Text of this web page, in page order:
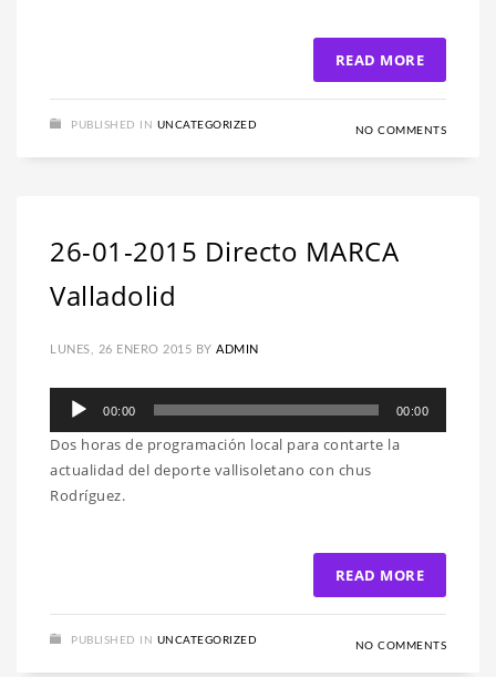
READ MORE
PUBLISHED IN UNCATEGORIZED NO COMMENTS
26-01-2015 Directo MARCA
Valladolid
LUNES, 26 ENERO 2015 BY ADMIN
Reproductor
audio
00:00 00:00
Dos horas de programación local para contarte la
actualidad del deporte vallisoletano con chus
Rodríguez.
READ MORE
PUBLISHED IN UNCATEGORIZED NO COMMENTS